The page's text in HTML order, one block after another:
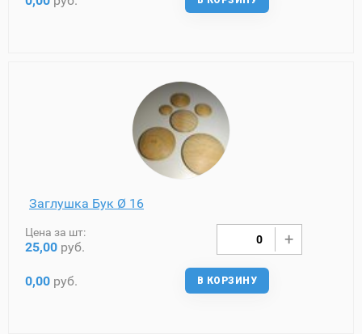
Заглушка Бук Ø 16
Цена за шт:
25,00 руб.
0,00 руб. В КОРЗИНУ